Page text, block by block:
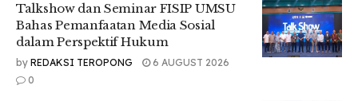
Talkshow dan Seminar FISIP UMSU
Bahas Pemanfaatan Media Sosial
dalam Perspektif Hukum
by REDAKSI TEROPONG
6 AUGUST 2026
0